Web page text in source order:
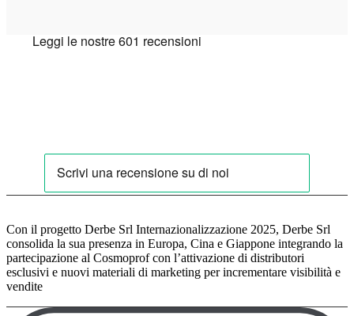
Con il progetto Derbe Srl Internazionalizzazione 2025, Derbe Srl
consolida la sua presenza in Europa, Cina e Giappone integrando la
partecipazione al Cosmoprof con l’attivazione di distributori
esclusivi e nuovi materiali di marketing per incrementare visibilità e
vendite